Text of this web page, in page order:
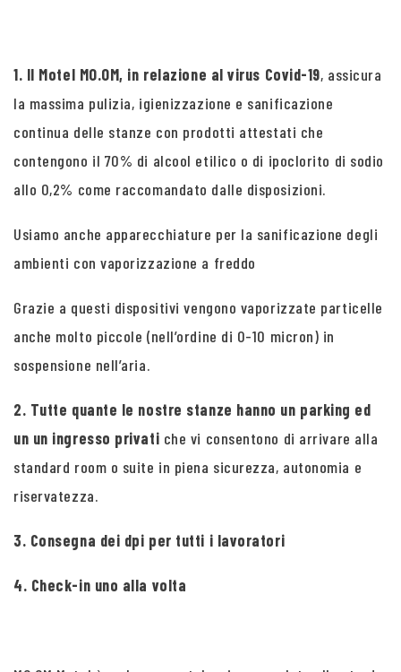
1. Il Motel MO.OM, in relazione al virus Covid-19, assicura
la massima pulizia, igienizzazione e sanificazione
continua delle stanze con prodotti attestati che
contengono il 70% di alcool etilico o di ipoclorito di sodio
allo 0,2% come raccomandato dalle disposizioni.
Usiamo anche apparecchiature per la sanificazione degli
ambienti con vaporizzazione a freddo
Grazie a questi dispositivi vengono vaporizzate particelle
anche molto piccole (nell’ordine di 0-10 micron) in
sospensione nell’aria.
2. Tutte quante le nostre stanze hanno un parking ed
un un ingresso privati che vi consentono di arrivare alla
standard room o suite in piena sicurezza, autonomia e
riservatezza.
3. Consegna dei dpi per tutti i lavoratori
4. Check-in uno alla volta